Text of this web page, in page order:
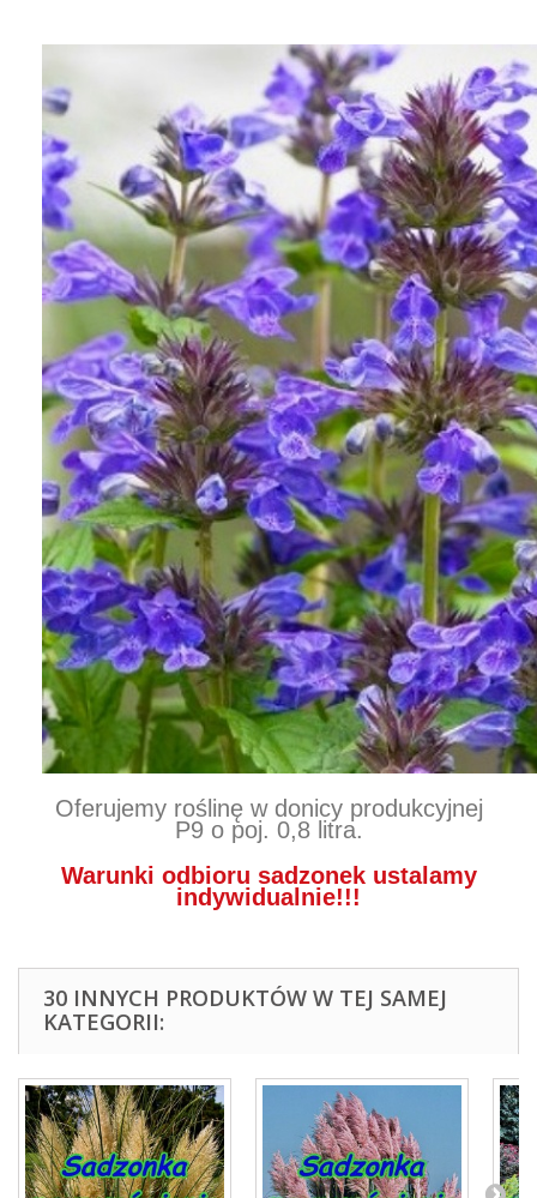
Oferujemy roślinę w donicy produkcyjnej
P9 o poj. 0,8 litra.
Warunki odbioru sadzonek ustalamy
indywidualnie!!!
30 INNYCH PRODUKTÓW W TEJ SAMEJ
KATEGORII: